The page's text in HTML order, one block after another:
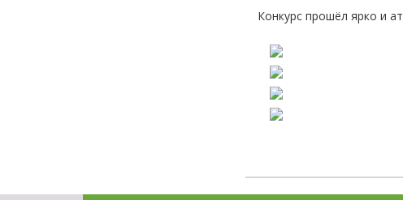
Конкурс прошёл ярко и